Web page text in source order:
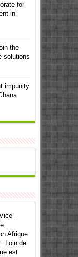
for
in
the
solutions
impunity
Afrique
Loin de
est